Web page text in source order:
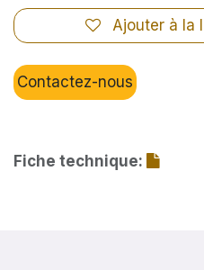
Ajouter à la
Contactez-nous
Fiche technique: